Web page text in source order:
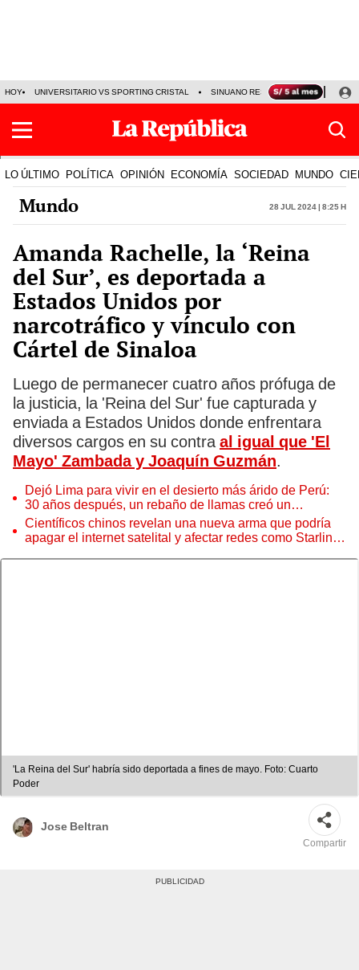
HOY UNIVERSITARIO VS SPORTING CRISTAL SINUANO RESULTADOS HOY
LO ÚLTIMO POLÍTICA OPINIÓN ECONOMÍA SOCIEDAD MUNDO
Mundo 28 Jul 2024 | 8:25 h
Amanda Rachelle, la ‘Reina
del Sur’, es deportada a
Estados Unidos por
narcotráfico y vínculo con
Cártel de Sinaloa
Luego de permanecer cuatro años prófuga de
la justicia, la 'Reina del Sur' fue capturada y
enviada a Estados Unidos donde enfrentara
diversos cargos en su contra al igual que 'El
Mayo' Zambada y Joaquín Guzmán.
Dejó Lima para vivir en el desierto más árido de Perú:
30 años después, un rebaño de llamas creó un
sorprendente ecosistema
Científicos chinos revelan una nueva arma que podría
apagar el internet satelital y afectar redes como Starlink
'La Reina del Sur' habría sido deportada a fines de mayo. Foto: Cuarto
Poder
Jose Beltran
Compartir